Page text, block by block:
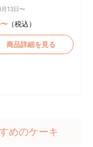
13日〜
（税込）
品詳細を見る
めのケーキ